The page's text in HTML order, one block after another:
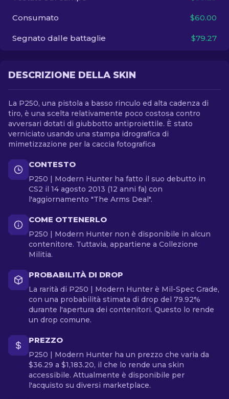
Consumato $60.00
Segnato dalle battaglie $79.27
DESCRIZIONE DELLA SKIN
La P250, una pistola a basso rinculo ed alta cadenza di
tiro, è una scelta relativamente poco costosa contro
avversari dotati di giubbotto antiproiettile. È stato
verniciato usando una stampa idrografica di
mimetizzazione per la caccia fotografica
CONTESTO
P250 | Modern Hunter ha fatto il suo debutto in
CS2 il 14 agosto 2013 (12 anni fa) con
l'aggiornamento "The Arms Deal".
COME OTTENERLO
P250 | Modern Hunter non è disponibile in alcun
contenitore. Tuttavia, appartiene a Collezione
Militia.
PROBABILITÀ DI DROP
La rarità di P250 | Modern Hunter è Mil-Spec Grade,
con una probabilità stimata di drop del 79.92%
durante l'apertura dei contenitori. Questo lo rende
un drop comune.
PREZZO
P250 | Modern Hunter ha un prezzo che varia da
$36.29 a $1,183.20, il che lo rende una skin
accessibile. Attualmente è disponibile per
l'acquisto su diversi marketplace.